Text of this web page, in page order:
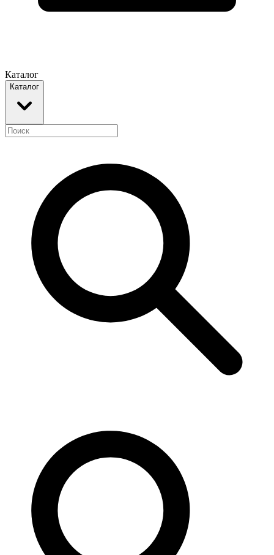
Каталог
Каталог